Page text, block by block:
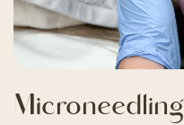
Microneedling